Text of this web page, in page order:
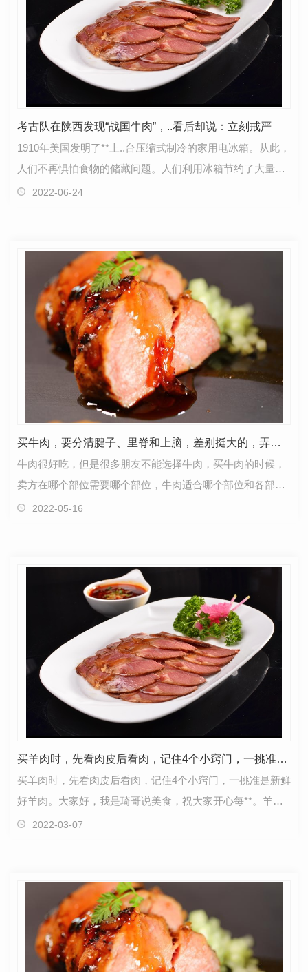
考古队在陕西发现“战国牛肉”，..看后却说：立刻戒严
1910年美国发明了**上..台压缩式制冷的家用电冰箱。从此，
人们不再惧怕食物的储藏问题。人们利用冰箱节约了大量的
粮食，使得食物能够长久的保存，长久的保持新鲜，…
2022-06-24
买牛肉，要分清腱子、里脊和上脑，差别挺大的，弄懂再买不被忽悠
牛肉很好吃，但是很多朋友不能选择牛肉，买牛肉的时候，
卖方在哪个部位需要哪个部位，牛肉适合哪个部位和各部
位，经常被肉店欺骗。牛的身体部位不在少数
2022-05-16
买羊肉时，先看肉皮后看肉，记住4个小窍门，一挑准是新鲜好羊肉
买羊肉时，先看肉皮后看肉，记住4个小窍门，一挑准是新鲜
好羊肉。大家好，我是琦哥说美食，祝大家开心每**。羊肉
非常适合天冷食用，营养非常丰富。羊肉肉质细嫩，…
2022-03-07